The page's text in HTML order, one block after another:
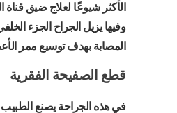
الأكثر شيوعًا لعلاج ضيق قناة
وفيها يزيل الجراح الجزء
المصابة بهدف توسيع ممر
قطع الصفيحة الفقرية
في هذه الجراحة يصنع